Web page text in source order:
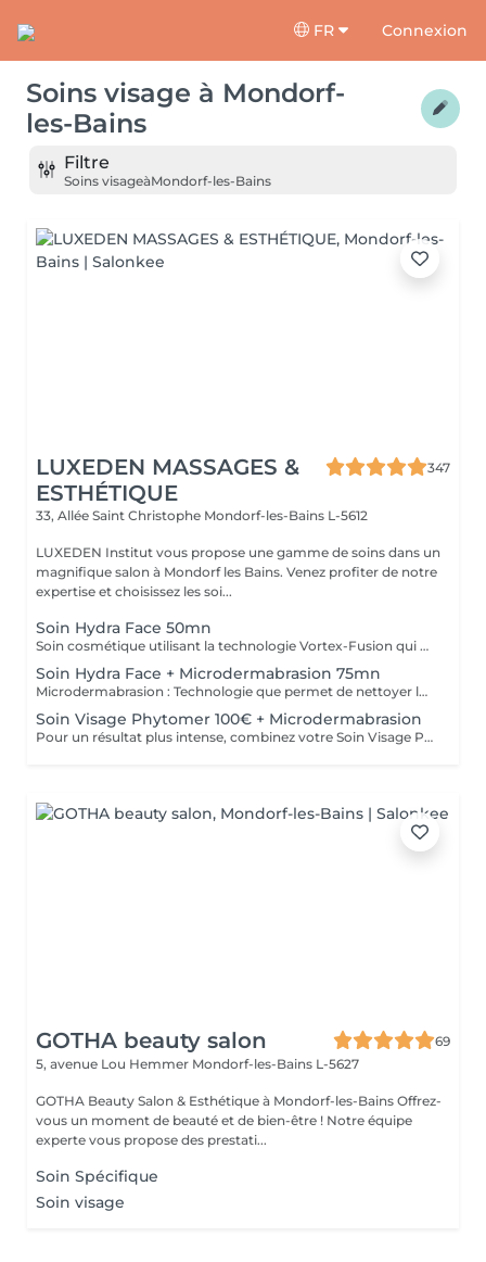
FR Connexion
Soins visage à Mondorf-
les-Bains
Filtre
Soins visageàMondorf-les-Bains
LUXEDEN MASSAGES &
ESTHÉTIQUE
347
33, Allée Saint Christophe Mondorf-les-Bains L-5612
LUXEDEN Institut vous propose une gamme de soins dans un
magnifique salon à Mondorf les Bains. Venez profiter de notre
expertise et choisissez les soi...
Soin Hydra Face 50mn
Soin cosmétique utilisant la technologie Vortex-Fusion qui permet de rendre la peau plus saine et lumineuse par évacuation des impuretés des pores. Ces derniers étant totalement purifiés, nous pouvons faire pénétrer de façon indolore des solutions hydratantes riches en antioxydants, peptides et acide hyaluronique. L'Hydra Facial se déroule en 4 étapes : drainage - nettoyage - peeling - hydratation, adaptée à tous types de peau.
Soin Hydra Face + Microdermabrasion 75mn
Microdermabrasion : Technologie que permet de nettoyer la peau des cellules mortes qui s'accumulent et qui nuisent à l'éclat du teint. C'est un peeling intense qui lisse le grain de peau et qui réduit les rides, les cicatrices, l'acné et les taches pigmentaires. A l'aide d'ultrasons ou par procédé "chaud-froid", nous faisons pénétrer intensément dans la peau des boosters ultra concentrés en principes actifs. Pour plus de résultats nous avons combiné ce soin à l'Hydra Facial.
Soin Visage Phytomer 100€ + Microdermabrasion
Pour un résultat plus intense, combinez votre Soin Visage Phytomer avec la Microdermabrasion qui permet de nettoyer la peau des cellules mortes qui s'accumulent et qui nuisent à l'éclat du teint. C'est un peeling intense qui lisse le grain de peau et qui réduit les rides, les cicatrices, l'acné et les taches pigmentaires. A l'aide d'ultrasons nous faisons pénétrer intensément dans la peau des boosters ultra concentrés en principes actifs.
GOTHA beauty salon
69
5, avenue Lou Hemmer Mondorf-les-Bains L-5627
GOTHA Beauty Salon & Esthétique à Mondorf-les-Bains Offrez-
vous un moment de beauté et de bien-être ! Notre équipe
experte vous propose des prestati...
Soin Spécifique
Soin visage